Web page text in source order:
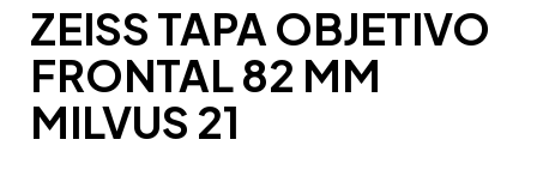
ZEISS TAPA OBJETIVO
FRONTAL 82 MM
MILVUS 21